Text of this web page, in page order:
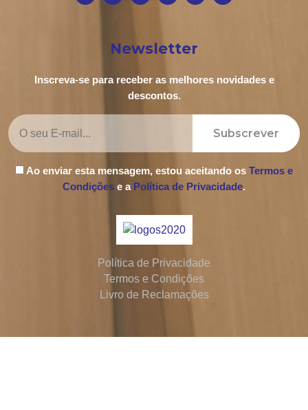
Newsletter
Inscreva-se para receber as melhores novidades e
descontos.
Subscrever
Ao enviar esta mensagem, estou aceitando os Termos e
Condições e a Política de Privacidade.
Política de Privacidade
Termos e Condições
Livro de Reclamações